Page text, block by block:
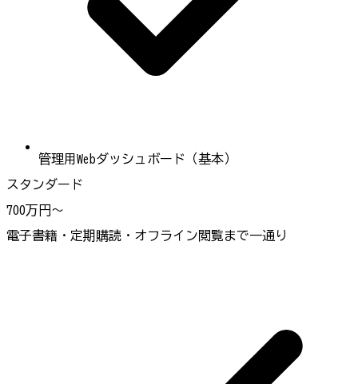
管理用Webダッシュボード（基本）
スタンダード
700万円〜
電子書籍・定期購読・オフライン閲覧まで一通り